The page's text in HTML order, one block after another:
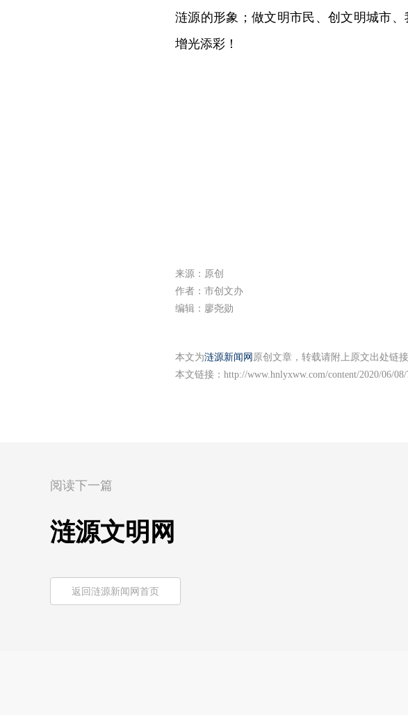
涟源的形象；做文明市民、创文明城市
增光添彩！
来源：原创
作者：市创文办
编辑：廖尧勋
本文为涟源新闻网 原创文章，转载请附上原文出处链接
本文链接： http://www.hnlyxww.com/content/2020/06/
阅读下一篇
涟源文明网
返回涟源新闻网首页